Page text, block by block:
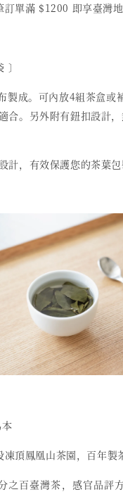
訂單滿 $1200 即享臺灣
〕
製成。可內放4組茶盒或
合。另外附有鈕扣設計
計，有效保護您的茶葉包
頂鳳凰山茶園，百年製
百臺灣茶，感官品評